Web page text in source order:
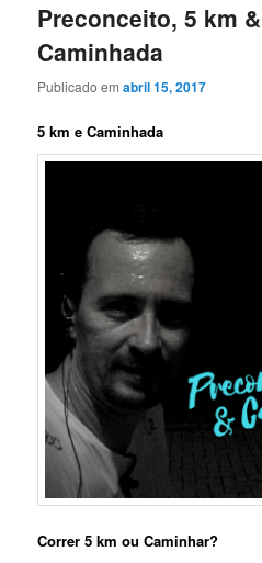
Preconceito, 5 km &
Caminhada
Publicado emabril 15, 2017
5 km e Caminhada
Correr 5 km ou Caminhar?